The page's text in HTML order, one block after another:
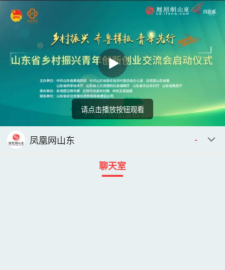
请点击播放按钮观看
回顾 00:00
凤凰网山东 -
聊天室